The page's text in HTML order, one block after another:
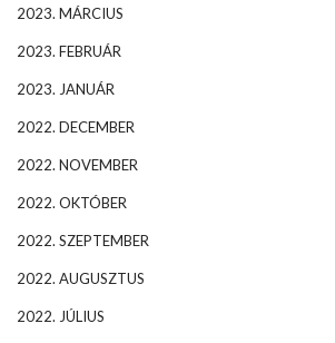
2023. MÁRCIUS
2023. FEBRUÁR
2023. JANUÁR
2022. DECEMBER
2022. NOVEMBER
2022. OKTÓBER
2022. SZEPTEMBER
2022. AUGUSZTUS
2022. JÚLIUS